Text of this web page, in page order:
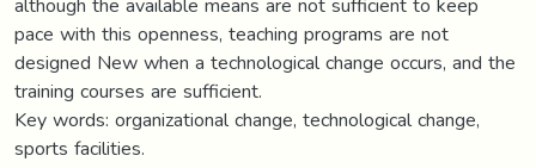
pace with this openness, teaching programs are not
designed New when a technological change occurs, and the
training courses are sufficient.
Key words: organizational change, technological change,
sports facilities.